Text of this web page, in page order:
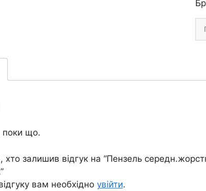
поки що.
залишив відгук на “Пензель
вам необхідно увійти.